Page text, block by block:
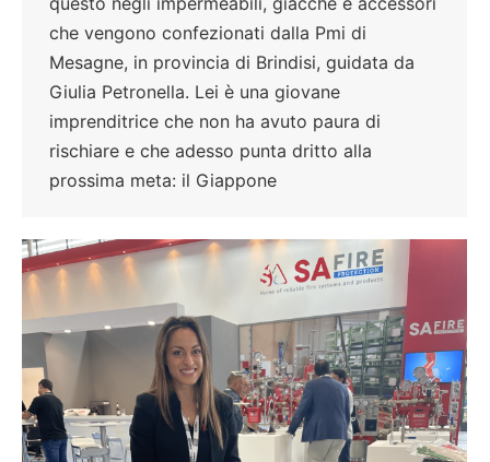
che vengono confezionati dalla Pmi di
Mesagne, in provincia di Brindisi, guidata da
Giulia Petronella. Lei è una giovane
imprenditrice che non ha avuto paura di
rischiare e che adesso punta dritto alla
prossima meta: il Giappone